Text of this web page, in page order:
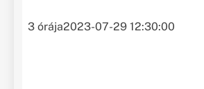
3 órája2023-07-29 12:30:00